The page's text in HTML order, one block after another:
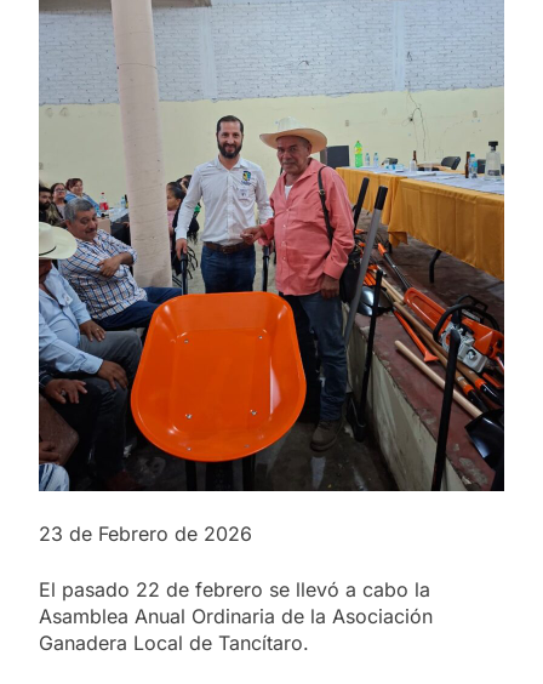
23 de Febrero de 2026
El pasado 22 de febrero se llevó a cabo la
Asamblea Anual Ordinaria de la Asociación
Ganadera Local de Tancítaro.